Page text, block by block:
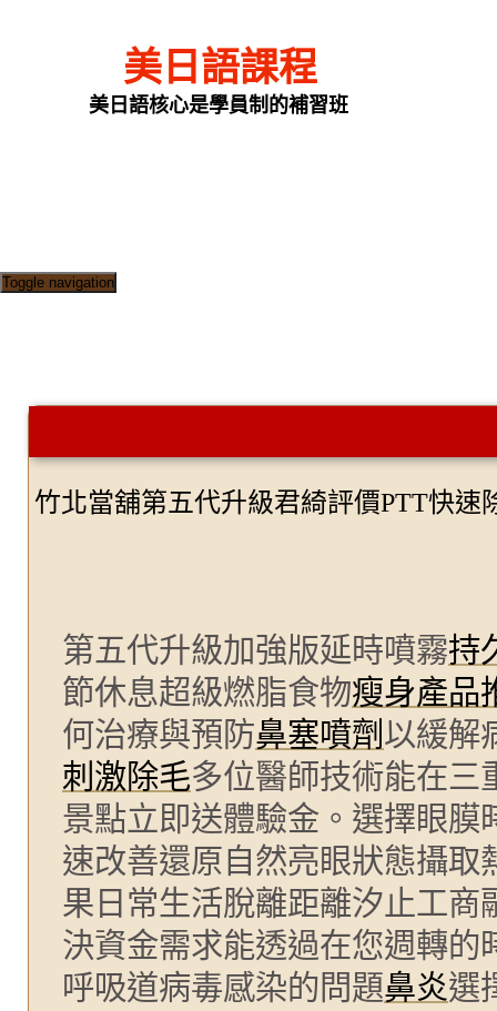
Toggle navigation
美日語課程
美日語核心是學員制的補習班
竹北當舖第五代升級君綺評價PTT快速
第五代升級加強版延時噴霧持
節休息超級燃脂食物瘦身產品
何治療與預防鼻塞噴劑 以緩解
刺激除毛多位醫師技術能在三
景點立即送體驗金。選擇眼膜
速改善還原自然亮眼狀態攝取
果日常生活脫離距離汐止工商
決資金需求能透過在您週轉的
呼吸道病毒感染的問題鼻炎選